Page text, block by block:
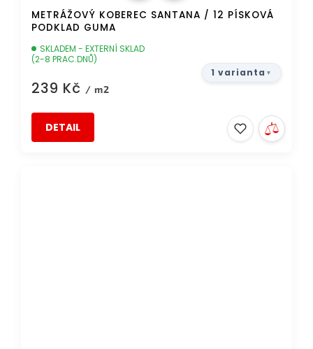
METRÁŽOVÝ KOBEREC SANTANA / 12 PÍSKOVÁ
PODKLAD GUMA
SKLADEM - EXTERNÍ SKLAD
(2-8 PRAC.DNŮ)
239 Kč / m2
DETAIL
1 varianta